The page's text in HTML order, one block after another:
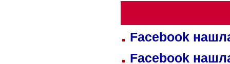
Facebook
Facebook